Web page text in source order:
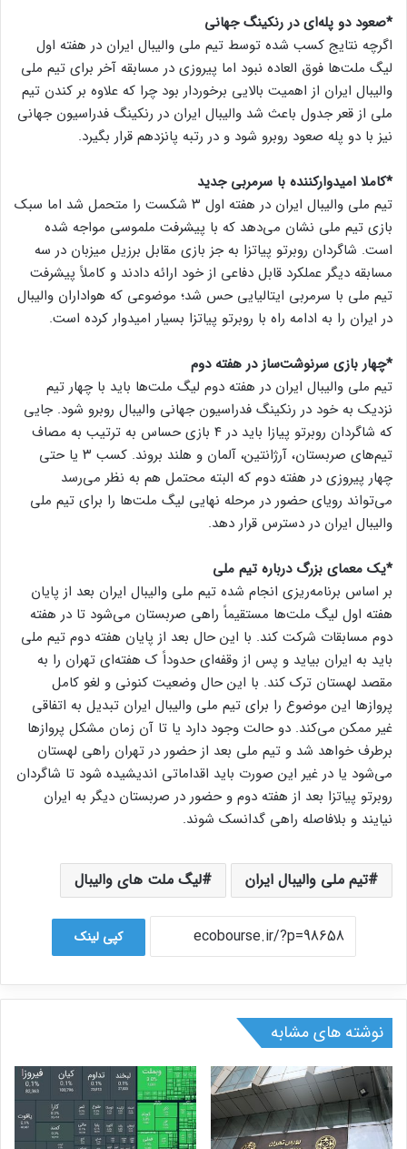
*صعود دو پله‌ای در رنکینگ جهانی
اگرچه نتایج کسب شده توسط تیم ملی والیبال ایران در هفته اول
لیگ ملت‌ها فوق العاده نبود اما پیروزی در مسابقه آخر برای تیم ملی
والیبال ایران از اهمیت بالایی برخوردار بود چرا که علاوه بر کندن تیم
ملی از قعر جدول باعث شد والیبال ایران در رنکینگ فدراسیون جهانی
نیز با دو پله صعود روبرو شود و در رتبه پانزدهم قرار بگیرد.
*کاملا امیدوارکننده با سرمربی جدید
تیم ملی والیبال ایران در هفته اول ۳ شکست را متحمل شد اما سبک
بازی تیم ملی نشان می‌دهد که با پیشرفت ملموسی مواجه شده
است. شاگردان روبرتو پیاتزا به جز بازی مقابل برزیل میزبان در سه
مسابقه دیگر عملکرد قابل دفاعی از خود ارائه دادند و کاملاً پیشرفت
تیم ملی با سرمربی ایتالیایی حس شد؛ موضوعی که هواداران والیبال
در ایران را به ادامه راه با روبرتو پیاتزا بسیار امیدوار کرده است.
*چهار بازی سرنوشت‌ساز در هفته دوم
تیم ملی والیبال ایران در هفته دوم لیگ ملت‌ها باید با چهار تیم
نزدیک به خود در رنکینگ فدراسیون جهانی والیبال روبرو شود. جایی
که شاگردان روبرتو پیازا باید در ۴ بازی حساس به ترتیب به مصاف
تیم‌های صربستان، آرژانتین، آلمان و هلند بروند‌. کسب ۳ یا حتی
چهار پیروزی در هفته دوم که البته محتمل هم به نظر می‌رسد
می‌تواند رویای حضور در مرحله نهایی لیگ ملت‌ها را برای تیم ملی
والیبال ایران در دسترس قرار دهد.
*یک معمای بزرگ درباره تیم ملی
بر اساس برنامه‌ریزی انجام شده تیم ملی والیبال ایران بعد از پایان
هفته اول لیگ ملت‌ها مستقیماً راهی صربستان می‌شود تا در هفته
دوم مسابقات شرکت کند. با این حال بعد از پایان هفته دوم تیم ملی
باید به ایران بیاید و پس از وقفه‌ای حدوداً ک هفته‌ای تهران را به
مقصد لهستان ترک کند. با این حال وضعیت کنونی و لغو کامل
پروازها این موضوع را برای تیم ملی والیبال ایران تبدیل به اتفاقی
غیر ممکن می‌کند. دو حالت وجود دارد یا تا آن زمان مشکل پروازها
برطرف خواهد شد و تیم ملی بعد از حضور در تهران راهی لهستان
می‌شود یا در غیر این صورت باید اقداماتی اندیشیده شود تا شاگردان
روبرتو پیاتزا بعد از هفته دوم و حضور در صربستان دیگر به ایران
نیایند و بلافاصله راهی گدانسک شوند.
تیم ملی والیبال ایران لیگ ملت های والیبال
کپی لینک
نوشته های مشابه